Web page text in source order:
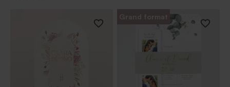
Grand format